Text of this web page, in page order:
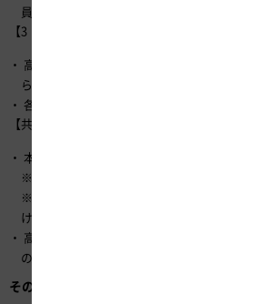
員の指示に従い画面認証手続きをしてください
【3・4プランの場合】
高速道路定額利用開始日の前日までに
らお申し込みください。
各観光施設の引換窓口に申込確認書を提示し
【共通】
本プランはETCの普通車・軽自動車等（二輪
※ETCコーポレートカードではお申し込みいた
※ETC車（普通車・軽自動車等）であればレ
けます。
高速道路定額利用またはスキー場利用（リフ
のみのお申し込みはできません。
その他